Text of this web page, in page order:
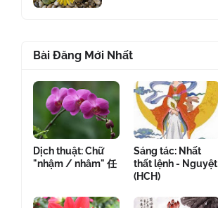
Bài Đăng Mới Nhất
Dịch thuật: Chữ
"nhậm / nhâm" 任
Sáng tác: Nhất
thất lệnh - Nguyệt
(HCH)